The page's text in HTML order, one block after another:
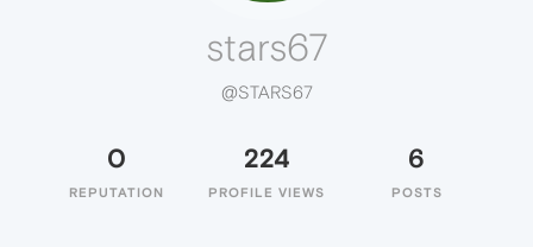
stars67
@STARS67
0
REPUTATION
224
PROFILE VIEWS
6
POSTS